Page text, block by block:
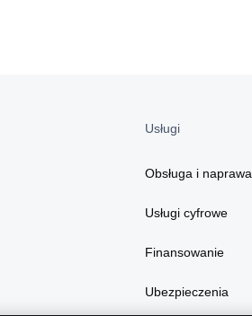
Usługi
Obsługa i naprawa
Usługi cyfrowe
Finansowanie
Ubezpieczenia